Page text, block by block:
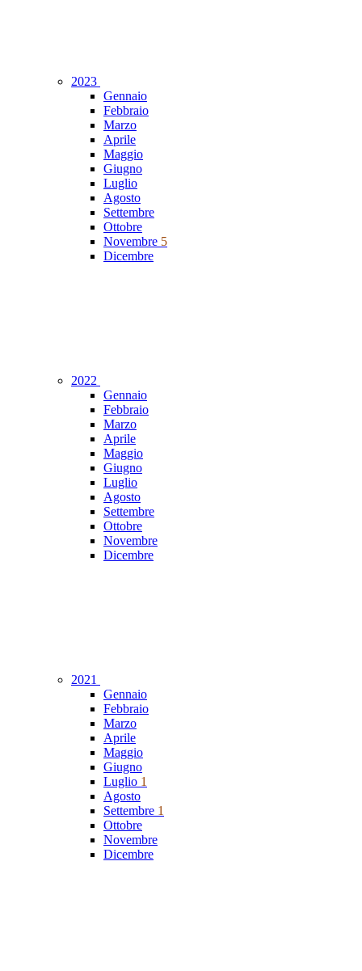
2023
Gennaio
Febbraio
Marzo
Aprile
Maggio
Giugno
Luglio
Agosto
Settembre
Ottobre
Novembre 5
Dicembre
2022
Gennaio
Febbraio
Marzo
Aprile
Maggio
Giugno
Luglio
Agosto
Settembre
Ottobre
Novembre
Dicembre
2021
Gennaio
Febbraio
Marzo
Aprile
Maggio
Giugno
Luglio 1
Agosto
Settembre 1
Ottobre
Novembre
Dicembre